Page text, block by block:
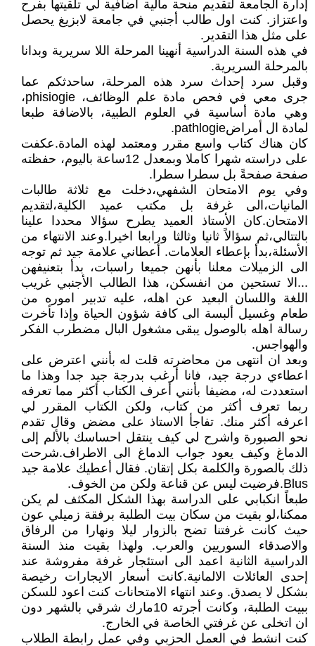
إدارة الجامعة لتقديم منحة مالية اضافية لي تلقيتها بفرح
واعتزاز. كنت اول طالب أجنبي في جامعة لابزيغ يحصل
على مثل هذا التقدير.
في هذه السنة الدراسية أنهينا المرحلة اللا سريرية وبدانا
بالمرحلة السريرية.
وقبل سرد إحداث سرد هذه المرحلة، ساحدثكم عما
جرى معي في فحص مادة علم الوظائف، phisiogie،
وهي مادة أساسية في العلوم الطبية، بالاضافة طبعا
لمادة ال أمراضpathlogie.
كان هناك كتاب واسع مقرر ومعتمد لهذه المادة.عكفت
على دراسته شهرا كاملا وبمعدل 12ساعة باليوم، حفظته
صفحة صفحةً بل سطرا سطرا.
وفي يوم الامتحان الشفهي،دخلت مع ثلاثة طالبات
المانيات،الى غرفة بل مكتب عميد الكلية،لتقديم
الامتحان.كان الأستاذ العميد يطرح سؤالا محددا علينا
بالتتالي،ثم سؤالاً ثانيا وثالثا ورابعا اخيرا.وعند الانتهاء من
الأسئلة،بدأ بإعطاء العلامات. أعطاني علامة جيد ثم توجه
الى الزميلات معلنا بأنهن جميعا راسبات، بدأ بتعنيفهن
...الا تستحين من انفسكن، هذا الطالب الأجنبي غريب
اللغة واللسان البعيد عن اهله، عليه تدبير اموره من
طعام وغسيل ألبسة الى كافة شؤون الحياة وإذا تأخرت
رسالة اهله بالوصول يبقى مشغول البال مضطرب الفكر
والهواجس.
وبعد ان انتهى من محاضرته قلت له بأنني اعترض على
اعطاءي درجة جيد، فانا أرغب بدرجة جيد جدا وهذا ما
استعددت له، مضيفا بأنني أعرف الكتاب أكثر مما تعرفه
ربما تعرف أكثر من كتاب، ولكن الكتاب المقرر لي
اعرفه أكثر منك. تفاجأ الاستاذ على مضض وقال تقدم
نحو الصبورة واشرح لي كيف ينتقل احساسك بالألم إلى
الدماغ وكيف يعود جواب الدماغ الى الاطراف.شرحت
ذلك بالصورة والكلمة بكل إتقان. فقال أعطيك علامة جيد
Blus.فرضيت ليس عن قناعة ولكن من الخوف.
طبعاً انكبابي على الدراسة بهذا الشكل المكثف لم يكن
ممكنا،لو بقيت من سكان بيت الطلبة برفقة زميلي عون
حيث كانت غرفتنا تضح بالزوار ليلا ونهارا من الرفاق
والاصدقاء السوريين والعرب. ولهذا بقيت منذ السنة
الدراسية الثانية اعمد الى استئجار غرفة مفروشة عند
إحدى العائلات الالمانية.كانت أسعار الايجارات رخيصة
بشكل لا يصدق. وعند انتهاء الامتحانات كنت اعود للسكن
ببيت الطلبة، وكانت أجرته 10مارك شرقي بالشهر دون
ان اتخلى عن غرفتي الخاصة في الخارج.
كنت انشط في العمل الحزبي وفي عمل رابطة الطلاب